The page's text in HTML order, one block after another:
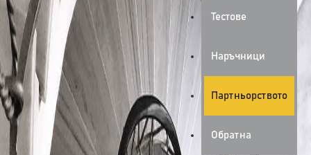
Тестове
Наръчници
Партньорството
Обратна